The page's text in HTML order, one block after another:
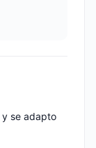
y se adapto